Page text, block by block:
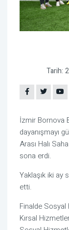
Tarih:
İzmir Bornova
dayanışmayı
Arası Halı
sona erdi.
Yaklaşık iki ay
etti.
Finalde Sosyal
Kırsal